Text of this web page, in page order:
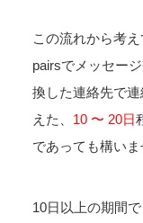
この流れから考
pairsでメッセー
換した連絡先で
えた、 10 〜 20日
であっても構いま
10日以上の期間